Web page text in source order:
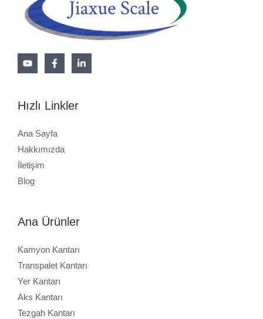
Hızlı Linkler
Ana Sayfa
Hakkımızda
İletişim
Blog
Ana Ürünler
Kamyon Kantarı
Transpalet Kantarı
Yer Kantarı
Aks Kantarı
Tezgah Kantarı